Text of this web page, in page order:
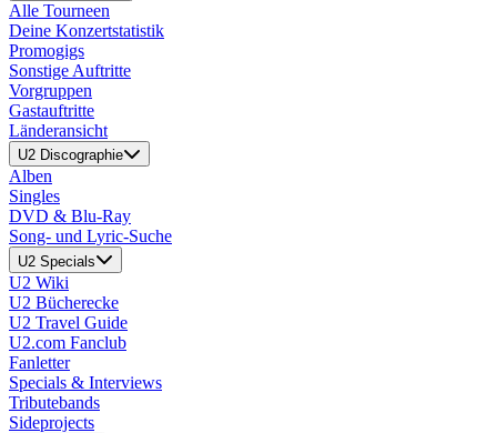
Alle Tourneen
Deine Konzertstatistik
Promogigs
Sonstige Auftritte
Vorgruppen
Gastauftritte
Länderansicht
U2 Discographie
Alben
Singles
DVD & Blu-Ray
Song- und Lyric-Suche
U2 Specials
U2 Wiki
U2 Bücherecke
U2 Travel Guide
U2.com Fanclub
Fanletter
Specials & Interviews
Tributebands
Sideprojects